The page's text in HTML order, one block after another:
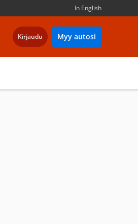
In English
Kirjaudu Myy autosi